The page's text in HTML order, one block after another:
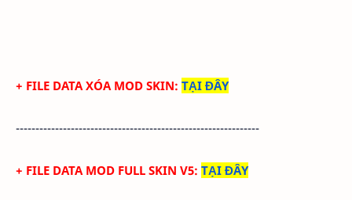
+ FILE DATA XÓA MOD SKIN: TẠI ĐÂY
--------------------------------------------------------------
+ FILE DATA MOD FULL SKIN V5: TẠI ĐÂY